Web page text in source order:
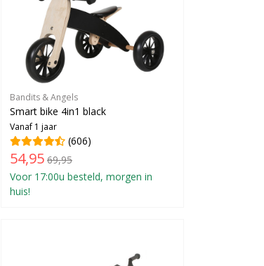
Bandits & Angels
Smart bike 4in1 black
Vanaf 1 jaar
(606)
54,95 69,95
Voor 17:00u besteld, morgen in
huis!